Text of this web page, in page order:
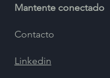
Mantente conectado
Contacto
Linkedin